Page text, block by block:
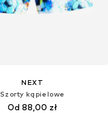
NEXT
Szorty kąpielowe
Od 88,00 zł